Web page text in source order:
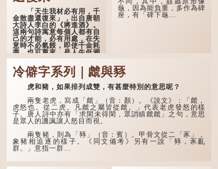
「大夿夿」理應讀成「大巴
巴」。問題是，若依足本
音，...
「天生我材必有用，千
金散盡還復來」，出自唐朝
大詩人李白的《將進酒》。
這兩句詩寓意每個人都有自
己的才能，必有用處，在失
意時不必氣餒，即使千金耗
盡，也可重來，是人生低潮
時激勵向上的名句。
原詩寫道：「人生得意
須盡歡，莫使金樽空對月。
天生我材必有用，千金散盡
會須一飲三百杯。」意思是
說：上天給了我才能，必然
有用到的地方；即使千金散
去，也終會重新得到。
李白作此詩時，大約是
天寶十一年。當時他已被唐
玄宗賜金放還約八年，這期
龜，因為能負重，多作為碑
座，有「碑下龜...
冷僻字系列｜虤與豩
虎和豬，如果排列成雙，有甚麼特別的意思呢？
兩隻老虎，寫成「虤」（音：顏）。《說文》：「虤，
虎怒也。從二虎。凡虤之屬皆從虤。」代表老虎發怒的樣
子。唐人詩中亦有「求閑未得閑，眾誚瞋虤虤」之句，意思
是眾人的譏諷讓人怒目而視。
兩隻豬，則為「豩」（音：賓）。甲骨文從二「豕」，
象豬相追逐的樣子。《同文備考》另有一說「豩，豕亂
群。」意指一群...